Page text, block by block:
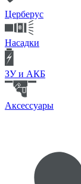
Церберус
Насадки
ЗУ и АКБ
Аксессуары